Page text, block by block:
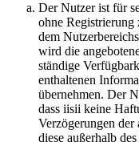
Der Nutzer ist für
ohne
dem
wird die
ständige
enthaltenen
übernehmen. Der
dass iisii keine
Verzögerungen
diese außerhalb